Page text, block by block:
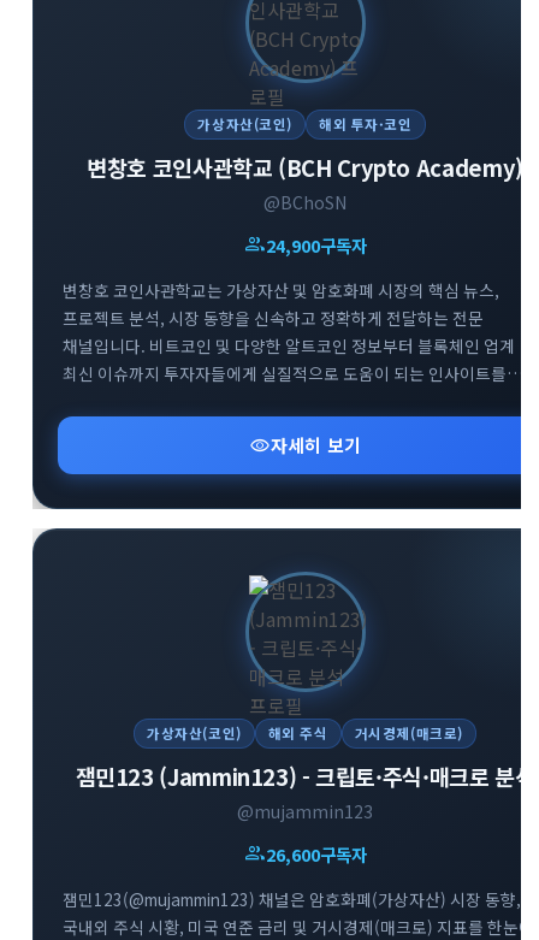
가상자산(코인) 해외 투자·코인
변창호 코인사관학교 (BCH Crypto Academy)
@BChoSN
group24,900구독자
변창호 코인사관학교는 가상자산 및 암호화폐 시장의 핵심 뉴스,
프로젝트 분석, 시장 동향을 신속하고 정확하게 전달하는 전문
채널입니다. 비트코인 및 다양한 알트코인 정보부터 블록체인 업계
최신 이슈까지 투자자들에게 실질적으로 도움이 되는 인사이트를
태그를 통해 투명하게 채널을 운영하고 있습니다. 가상자산 시장의
흐름을 빠르게 파악하고 신뢰도 높은 투자 정보를 얻고자 하는
투자자분들께 추천합니다.
visibility자세히 보기
가상자산(코인) 해외 주식 거시경제(매크로)
잼민123 (Jammin123) - 크립토·주식·매크로 분석
@mujammin123
group26,600구독자
잼민123(@mujammin123) 채널은 암호화폐(가상자산) 시장 동향,
국내외 주식 시황, 미국 연준 금리 및 거시경제(매크로) 지표를 한눈에